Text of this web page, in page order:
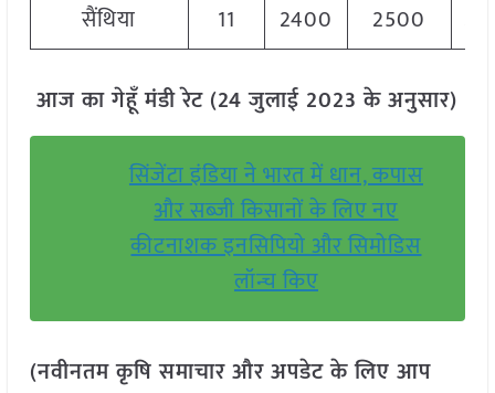
सैंथिया
11 2400 2500
आज का गेहूँ मंडी रेट (24 जुलाई 2023 के अनुसार)
सिंजेंटा इंडिया ने भारत में धान, कपास
और सब्जी किसानों के लिए नए
कीटनाशक इनसिपियो और सिमोडिस
लॉन्च किए
(नवीनतम कृषि समाचार और अपडेट के लिए आप